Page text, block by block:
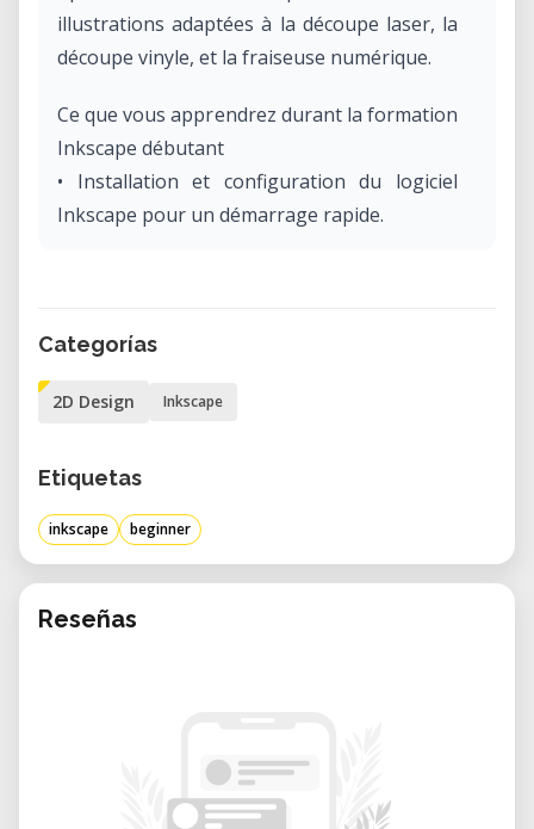
illustrations adaptées à la découpe laser, la
découpe vinyle, et la fraiseuse numérique.
Ce que vous apprendrez durant la formation
Inkscape débutant
• Installation et configuration du logiciel
Inkscape pour un démarrage rapide.
fabrication numérique (mm, cm).
cercles, polygones) adaptées aux machines
• Utilisation des courbes de Bézier pour des
tracés précis et personnalisés.
• Ajout de couleurs et remplissages pour
préparer vos fichiers de fabrication.
• Organisation des éléments pour créer des
Pourquoi suivre cette formation ?
Categorías
2D Design Inkscape
Etiquetas
inkscape beginner
Reseñas